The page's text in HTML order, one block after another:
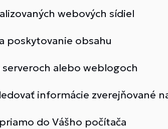
webových sídiel
poskytovanie obsahu
alebo weblogoch
informácie zverejňované
do Vášho počítača